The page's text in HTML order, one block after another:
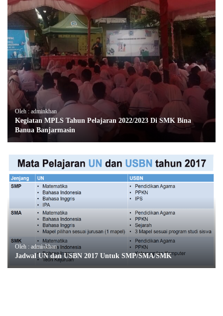
Oleh : adminkhan
Kegiatan MPLS Tahun Pelajaran 2022/2023 Di SMK Bina
Banua Banjarmasin
Oleh : adminkhan
Jadwal UN dan USBN 2017 Untuk SMP/SMA/SMK